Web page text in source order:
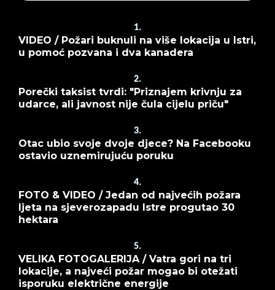
1.
VIDEO / Požari buknuli na više lokacija u Istri,
u pomoć pozvana i dva kanadera
2.
Porečki taksist tvrdi: "Priznajem krivnju za
udarce, ali javnost nije čula cijelu priču"
3.
Otac ubio svoje dvoje djece? Na Facebooku
ostavio uznemirujuću poruku
4.
FOTO & VIDEO / Jedan od najvećih požara
ljeta na sjeverozapadu Istre progutao 30
hektara
5.
VELIKA FOTOGALERIJA / Vatra gori na tri
lokacije, a najveći požar mogao bi otežati
isporuku električne energije